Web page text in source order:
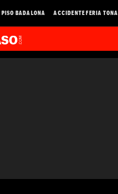
BADALONA ACCIDENTE FERIA TONA